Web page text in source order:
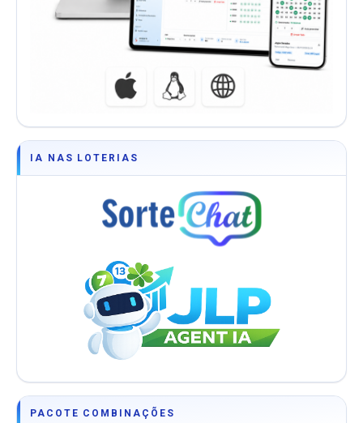
IA NAS LOTERIAS
PACOTE COMBINAÇÕES